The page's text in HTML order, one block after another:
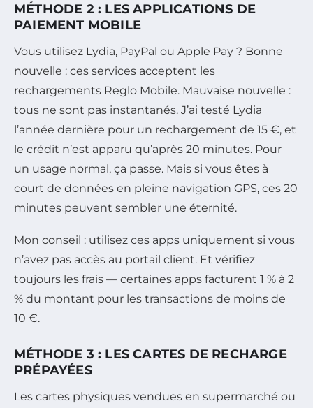
MÉTHODE 2 : LES APPLICATIONS DE
PAIEMENT MOBILE
Vous utilisez Lydia, PayPal ou Apple Pay ? Bonne
nouvelle : ces services acceptent les
rechargements Reglo Mobile. Mauvaise nouvelle :
tous ne sont pas instantanés. J’ai testé Lydia
l’année dernière pour un rechargement de 15 €, et
le crédit n’est apparu qu’après 20 minutes. Pour
un usage normal, ça passe. Mais si vous êtes à
court de données en pleine navigation GPS, ces 20
minutes peuvent sembler une éternité.
Mon conseil : utilisez ces apps uniquement si vous
n’avez pas accès au portail client. Et vérifiez
toujours les frais — certaines apps facturent 1 % à 2
% du montant pour les transactions de moins de
10 €.
MÉTHODE 3 : LES CARTES DE RECHARGE
PRÉPAYÉES
Les cartes physiques vendues en supermarché ou